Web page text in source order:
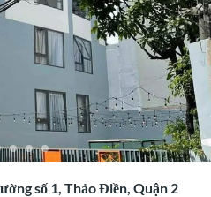
số 1, Thảo Điền, Quận 2